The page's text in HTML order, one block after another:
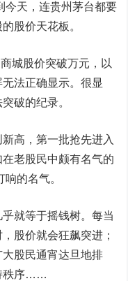
今天，连贵州茅台都要
股价天花板。
城股价突破万元，以
法正确显示。很显
破的纪录。
高，第一批抢先进入
老股民中颇有名气的
响的名气。
就等于摇钱树。每当
股价就会狂飙突进；
股民通宵达旦地排
秩序……